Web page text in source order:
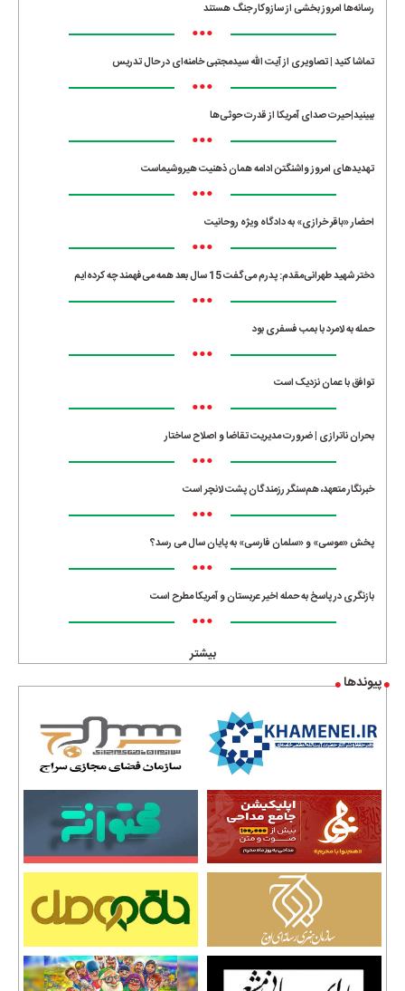
رسانه‌ها امروز بخشی از سازوکار جنگ هستند
•••
تماشا کنید | تصاویری از آیت الله سیدمجتبی خامنه‌ای در حال تدریس
•••
ببینید|حیرت صدای آمریکا از قدرت حوثی‌ها
•••
تهدیدهای امروز واشنگتن ادامه همان ذهنیت هیروشیماست
•••
احضار «باقر خرازی» به دادگاه ویژه روحانیت
•••
دختر شهید طهرانی‌مقدم: پدرم می‌گفت 15 سال بعد همه می‌فهمند چه کرده‌ایم
•••
حمله به لامرد با بمب فسفری بود
•••
توافق با عمان نزدیک است
•••
بحران ناترازی | ضرورت مدیریت تقاضا و اصلاح ساختار
•••
خبرنگار متعهد، هم‌سنگر رزمندگان پشت لانچر است
•••
پخش «موسی» و «سلمان فارسی» به پایان سال می رسد؟
•••
بازنگری در پاسخ به حمله اخیر عربستان و آمریکا مطرح است
•••
بیشتر
پیوندها